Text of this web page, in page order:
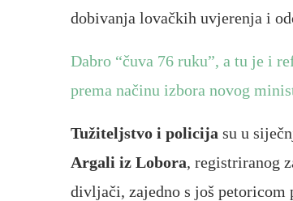
dobivanja lovačkih uvjerenja i
Dabro “čuva 76 ruku”, a tu je i
prema načinu izbora novog
Tužiteljstvo i policija su u
Argali iz Lobora, registriranog
divljači, zajedno s još petoricom